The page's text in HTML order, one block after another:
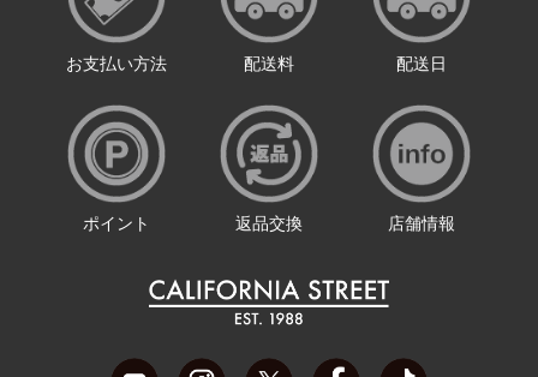
お支払い方法 配送料 配送日
ポイント 返品交換 店舗情報